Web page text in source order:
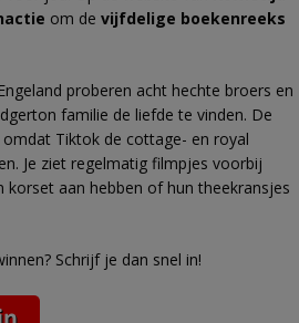
om de vijfdelige boekenreeks
proberen acht hechte broers en
familie de liefde te vinden. De
omdat Tiktok de cottage- en royal
Je ziet regelmatig filmpjes voorbij
korset aan hebben of hun theekransjes
Schrijf je dan snel in!